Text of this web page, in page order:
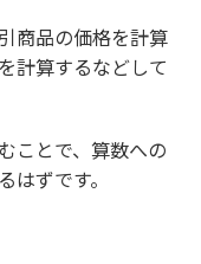
商品の価格を計算
計算するなどして
ことで、算数への
ずです。